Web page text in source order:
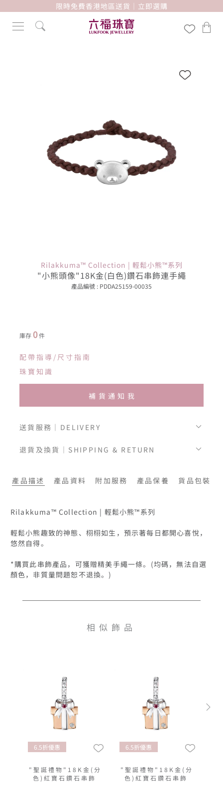
限時免費香港地區送貨｜立即選購
Rilakkuma™ Collection | 輕鬆小熊™系列
"小熊頭像"18K金(白色)鑽石串飾連手繩
產品編號 : PDDA25159-00035
庫存 0件
配帶指導/尺寸指南
珠寶知識
補貨通知我
送貨服務｜DELIVERY
退貨及換貨｜SHIPPING & RETURN
產品描述 產品資料 附加服務 產品保養 貨品包裝
Rilakkuma™ Collection | 輕鬆小熊™系列
輕鬆小熊趣致的神態、栩栩如生，預示著每日都開心喜悅，
悠然自得。
*購買此串飾產品，可獲贈精美手繩一條。(均碼，無法自選
顏色，非質量問題恕不退換。)
相似飾品
6.5折優惠
"聖誕禮物"18K金(分
色)紅寶石鑽石串飾
6.5折優惠
"聖誕禮物"18K金(分
色)紅寶石鑽石串飾